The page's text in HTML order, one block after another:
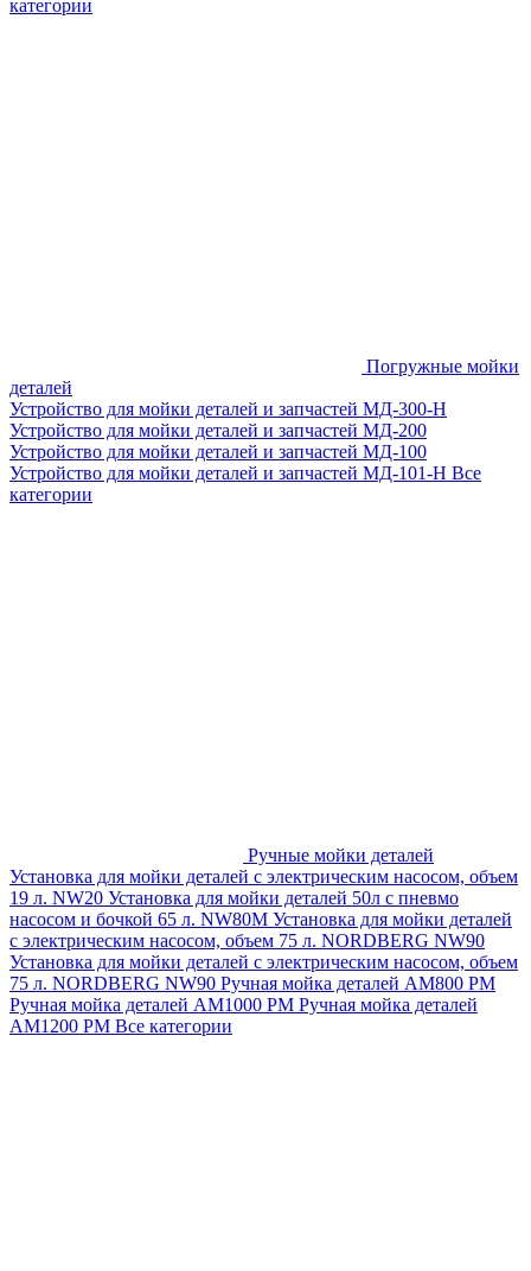
категории
Погружные мойки
деталей
Устройство для мойки деталей и запчастей МД-300-H
Устройство для мойки деталей и запчастей МД-200
Устройство для мойки деталей и запчастей МД-100
Устройство для мойки деталей и запчастей МД-101-Н Все
категории
Ручные мойки деталей
Установка для мойки деталей с электрическим насосом, объем
19 л. NW20 Установка для мойки деталей 50л с пневмо
насосом и бочкой 65 л. NW80M Установка для мойки деталей
с электрическим насосом, объем 75 л. NORDBERG NW90
Установка для мойки деталей с электрическим насосом, объем
75 л. NORDBERG NW90 Ручная мойка деталей АМ800 РМ
Ручная мойка деталей АМ1000 РМ Ручная мойка деталей
АМ1200 РМ Все категории